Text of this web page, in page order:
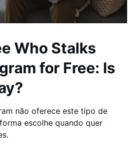
Who Stalks
for Free: Is
não oferece este tipo de
escolhe quando quer